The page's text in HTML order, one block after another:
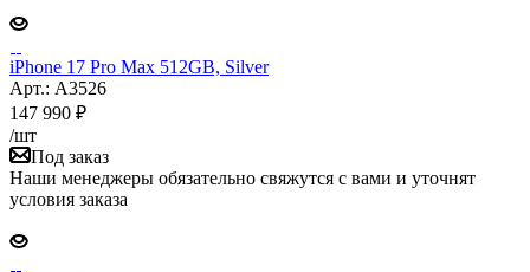
iPhone 17 Pro Max 512GB, Silver
Арт.: A3526
147 990 ₽
/шт
Под заказ
Наши менеджеры обязательно свяжутся с вами и уточнят
условия заказа